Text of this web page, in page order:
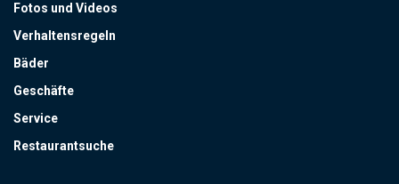
Fotos und Videos
Verhaltensregeln
Bäder
Geschäfte
Service
Restaurantsuche